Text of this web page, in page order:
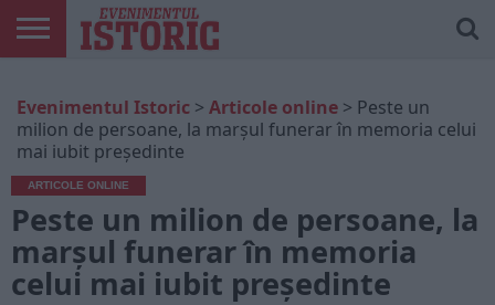
ONLINE
EDIȚII
TIPĂRITE
ISTORIC
PLAY
CONTUL
MEU
Evenimentul Istoric > Articole online > Peste un
milion de persoane, la marşul funerar în memoria celui
mai iubit preşedinte
ARTICOLE ONLINE
Peste un milion de persoane, la
marşul funerar în memoria
celui mai iubit preşedinte